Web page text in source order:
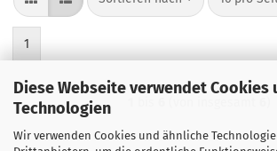
Diese Webseite verwendet Cookies
Technologien
Wir verwenden Cookies und ähnliche
1